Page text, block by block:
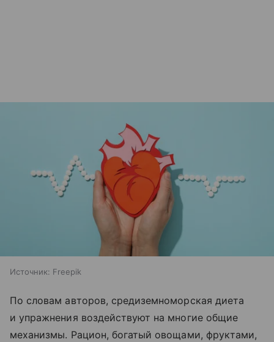
Источник: Freepik
По словам авторов, средиземноморская диета
и упражнения воздействуют на многие общие
механизмы. Рацион, богатый овощами, фруктами,